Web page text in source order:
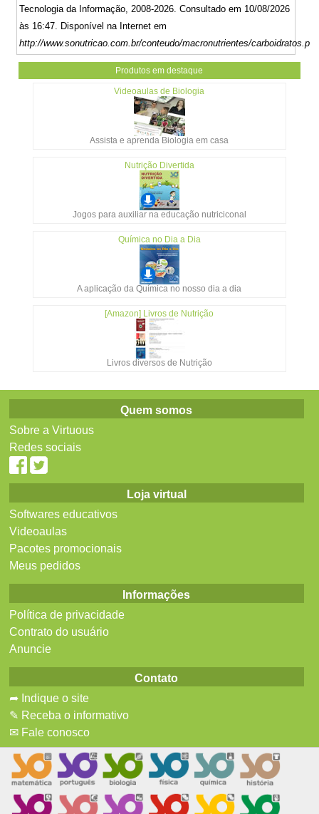
Tecnologia da Informação, 2008-2026. Consultado em 10/08/2026
às 16:47. Disponível na Internet em
http://www.sonutricao.com.br/conteudo/macronutrientes/
Produtos em destaque
Videoaulas de Biologia
Assista e aprenda Biologia em casa
Nutrição Divertida
Jogos para auxiliar na educação nutriciconal
Química no Dia a Dia
A aplicação da Química no nosso dia a dia
[Amazon] Livros de Nutrição
Livros diversos de Nutrição
Quem somos
Sobre a Virtuous
Redes sociais
Loja virtual
Softwares educativos
Videoaulas
Pacotes promocionais
Meus pedidos
Informações
Política de privacidade
Contrato do usuário
Anuncie
Contato
➦ Indique o site
✎ Receba o informativo
✉ Fale conosco